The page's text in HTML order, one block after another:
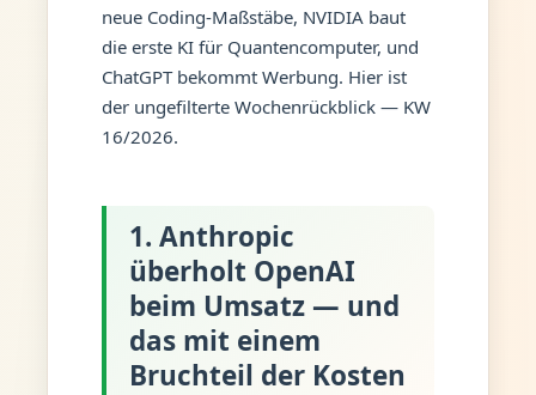
neue Coding-Maßstäbe, NVIDIA baut
die erste KI für Quantencomputer, und
ChatGPT bekommt Werbung. Hier ist
der ungefilterte Wochenrückblick — KW
16/2026.
1. Anthropic
überholt OpenAI
beim Umsatz — und
das mit einem
Bruchteil der Kosten